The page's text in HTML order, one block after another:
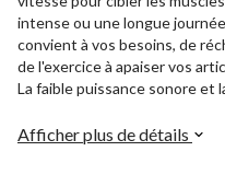
intense ou une longue
convient à vos besoins, de
de l'exercice à apaiser vos
La faible puissance sonore et
permettant ainsi de toujours
Afficher plus de détails